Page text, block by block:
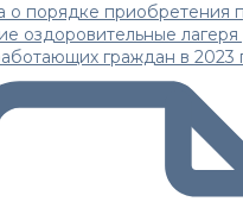
о порядке приобретения
оздоровительные лагеря
граждан в 2023